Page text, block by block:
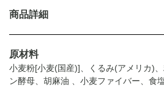
商品詳細
原材料
小麦粉[小麦(国産)]、くるみ(アメリカ)
ン酵母、胡麻油 、小麦ファイバー、食